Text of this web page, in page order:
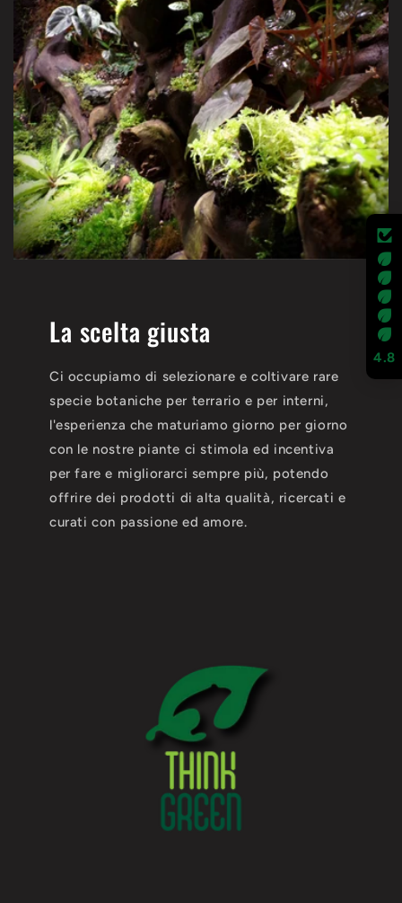
La scelta giusta
Ci occupiamo di selezionare e coltivare rare
specie botaniche per terrario e per interni,
l'esperienza che maturiamo giorno per giorno
con le nostre piante ci stimola ed incentiva
per fare e migliorarci sempre più, potendo
offrire dei prodotti di alta qualità, ricercati e
curati con passione ed amore.
4.8